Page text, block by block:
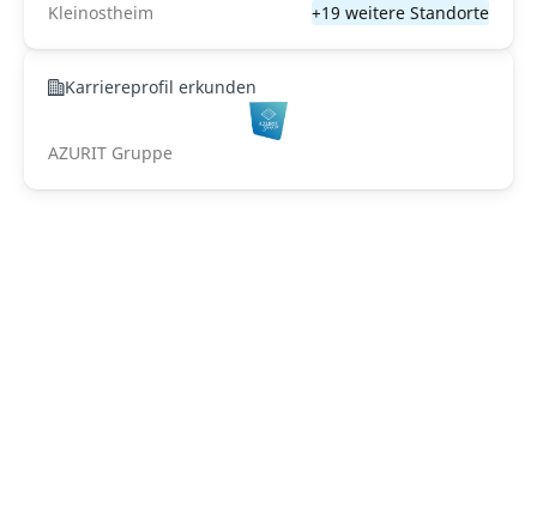
Kleinostheim
+19 weitere Standorte
Karriereprofil erkunden
AZURIT Gruppe